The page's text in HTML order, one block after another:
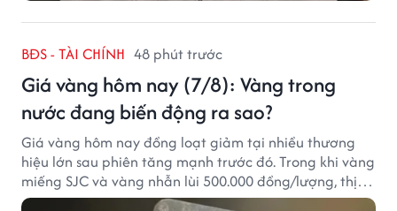
BĐS - TÀI CHÍNH 48 phút trước
Giá vàng hôm nay (7/8): Vàng trong
nước đang biến động ra sao?
Giá vàng hôm nay đồng loạt giảm tại nhiều thương
hiệu lớn sau phiên tăng mạnh trước đó. Trong khi vàng
miếng SJC và vàng nhẫn lùi 500.000 đồng/lượng, thị
trường vẫn duy trì mặt bằng giá cao, với sự chênh